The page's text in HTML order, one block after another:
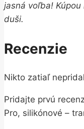
jasná voľba!
duši.
Recenzie
Nikto zatiaľ
Pridajte prvú
Pro, silikónové –